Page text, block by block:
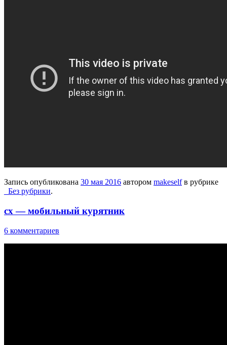
Запись опубликована 30 мая 2016 автором makeselfв рубрике
_Без рубрики.
сх — мобильный курятник
6 комментариев